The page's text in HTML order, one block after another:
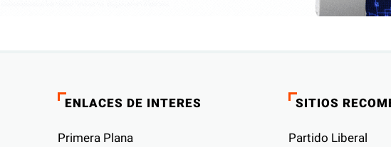
ENLACES DE INTERES
Primera Plana
SITIOS
Partido Liberal